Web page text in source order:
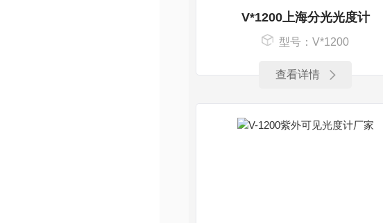
V*1200上海分光光度计
型号：V*1200
查看详情